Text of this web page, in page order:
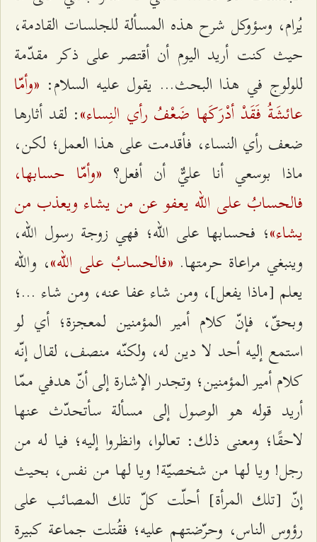
يُرام، وسؤوكل شرح هذه المسألة للجلسات القادمة،
حيث كنت أريد اليوم أن أقتصر على ذكر مقدّمة
للولوج في هذا البحث... يقول عليه السلام: «وأمّا
عائشَةُ فَقَدْ أدْرَكَها ضَعْفُ رأي النِساء»: لقد أثارها
ضعف رأي النساء، فأقدمت على هذا العمل؛ لكن،
ماذا بوسعي أنا عليٌّ أن أفعل؟ «وأمّا حسابها،
فالحسابُ على الله يعفو عن من يشاء ويعذب من
يشاء»؛ فحسابها على الله؛ فهي زوجة رسول الله،
وينبغي مراعاة حرمتها. «فالحسابُ على الله»، والله
يعلم [ماذا يفعل]، ومن شاء عفا عنه، ومن شاء ...؛
وبحقّ، فإنّ كلام أمير المؤمنين لمعجزة؛ أي لو
استمع إليه أحد لا دين له، ولكنّه منصف، لقال إنّه
كلام أمير المؤمنين؛ وتجدر الإشارة إلى أنّ هدفي ممّا
أريد قوله هو الوصول إلى مسألة سأتحدّث عنها
لاحقًا؛ ومعنى ذلك: تعالوا، وانظروا إليه؛ فيا له من
رجل! ويا لها من شخصيّة! ويا لها من نفس، بحيث
إنّ [تلك المرأة] أحلّت كلّ تلك المصائب على
رؤوس الناس، وحرّضتهم عليه؛ فقُتلت جماعة كبيرة